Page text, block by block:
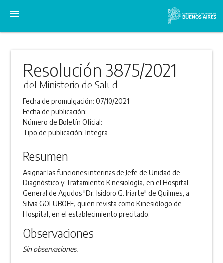
menu
Resolución 3875/2021
del Ministerio de Salud
Fecha de promulgación:07/10/2021
Fecha de publicación:
Número de Boletín Oficial:
Tipo de publicación:Integra
Resumen
Asignar las funciones interinas de Jefe de Unidad de
Diagnóstico y Tratamiento Kinesiología, en el Hospital
General de Agudos "Dr. Isidoro G. Iriarte" de Quilmes, a
Silvia GOLUBOFF, quien revista como Kinesiólogo de
Hospital, en el establecimiento precitado.
Observaciones
Sin observaciones.